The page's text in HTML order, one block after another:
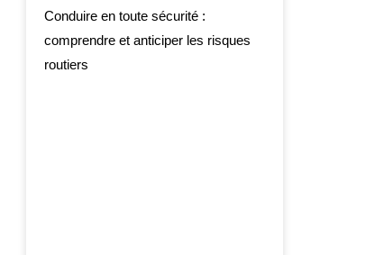
Conduire en toute sécurité :
comprendre et anticiper les risques
routiers